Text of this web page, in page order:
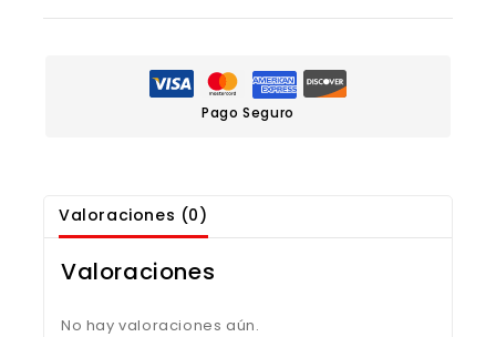
Pago Seguro
Valoraciones (0)
Valoraciones
No hay valoraciones aún.